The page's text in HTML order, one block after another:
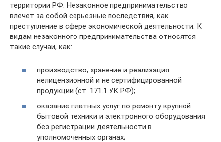
территории РФ. Незаконное предпринимательство
влечет за собой серьезные последствия, как
преступление в сфере экономической деятельности. К
видам незаконного предпринимательства относятся
такие случаи, как:
производство, хранение и реализация
нелицензионной и не сертифицированной
продукции (ст. 171.1 УК РФ);
оказание платных услуг по ремонту крупной
бытовой техники и электронного оборудования
без регистрации деятельности в
уполномоченных органах;